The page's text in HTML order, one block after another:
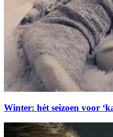
Winter: hét seizoen voor